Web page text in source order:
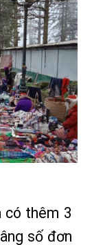
có thêm 3
số đơn